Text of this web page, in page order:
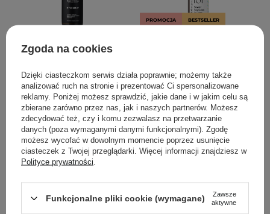
SkinTra - C The Light -
Tetra 10% - 30ml
252
89,00 zł
PROMOCJA BESTSELLER
Serum z Peptydami -
30ml
85
75,00 zł
71,30 zł
Zgoda na cookies
Dzięki ciasteczkom serwis działa poprawnie; możemy także
analizować ruch na stronie i prezentować Ci spersonalizowane
reklamy. Poniżej możesz sprawdzić, jakie dane i w jakim celu są
zbierane zarówno przez nas, jak i naszych partnerów. Możesz
zdecydować też, czy i komu zezwalasz na przetwarzanie
danych (poza wymaganymi danymi funkcjonalnymi). Zgodę
możesz wycofać w dowolnym momencie poprzez usunięcie
ciasteczek z Twojej przeglądarki. Więcej informacji znajdziesz w
Polityce prywatności
Funkcjonalne pliki cookie (wymagane)
Zawsze
aktywne